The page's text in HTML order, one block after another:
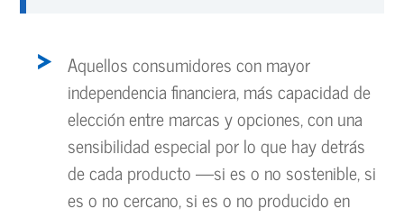
Aquellos consumidores con mayor
independencia financiera, más capacidad de
elección entre marcas y opciones, con una
sensibilidad especial por lo que hay detrás
de cada producto —si es o no sostenible, si
es o no cercano, si es o no producido en